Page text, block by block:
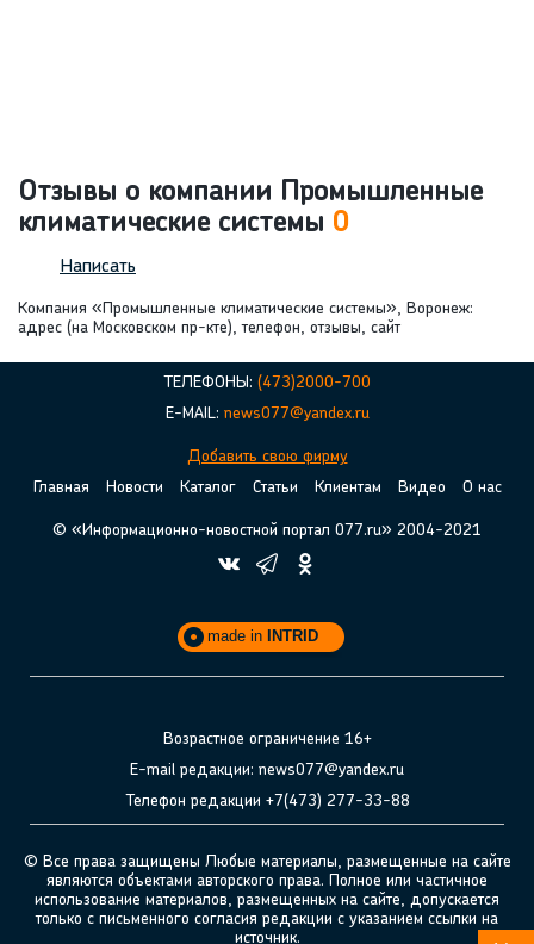
Отзывы о компании Промышленные
климатические системы 0
Написать
Компания «Промышленные климатические системы», Воронеж:
адрес (на Московском пр-кте), телефон, отзывы, сайт
ТЕЛЕФОНЫ: (473)2000-700
E-MAIL: news077@yandex.ru
Добавить свою фирму
Главная
Новости Каталог Статьи Клиентам Видео О нас
© «Информационно-новостной портал 077.ru» 2004-2021
made in INTRID
Возрастное ограничение 16+
E-mail редакции: news077@yandex.ru
Телефон редакции +7(473) 277-33-88
© Все права защищены Любые материалы, размещенные на сайте
являются объектами авторского права. Полное или частичное
использование материалов, размещенных на сайте, допускается
только с письменного согласия редакции с указанием ссылки на
источник.